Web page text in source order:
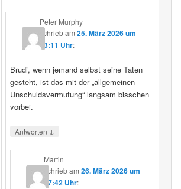
Peter Murphy
schriebam 25. März 2026 um
23:11 Uhr:
Brudi, wenn jemand selbst seine Taten
gesteht, ist das mit der „allgemeinen
Unschuldsvermutung“ langsam bisschen
vorbei.
Antworten ↓
Martin
schriebam26. März 2026 um
07:42 Uhr: